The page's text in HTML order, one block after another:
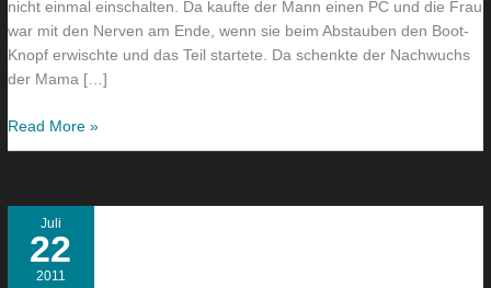
nicht einmal einschalten. Da kaufte der Mann einen PC und die Frau
war mit den Nerven am Ende, wenn sie beim Abstauben den Boot-
Knopf erwischte und das Teil startete. Da schenkte der Nachwuchs
der Mama […]
Read More »
Juli
22
2011
graut